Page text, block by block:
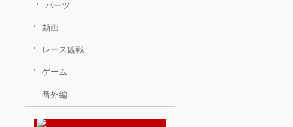
パーツ
動画
レース観戦
ゲーム
番外編